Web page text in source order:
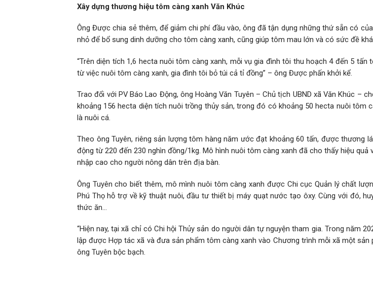
Xây dựng thương hiệu tôm càng xanh Văn Khúc
Ông Được chia sẻ thêm, để giảm chi phí đầu vào, ông đã tận dụng những thứ sẵn có
nhỏ để bổ sung dinh dưỡng cho tôm càng xanh, cũng giúp tôm mau lớn và có sức đề
“Trên diện tích 1,6 hecta nuôi tôm càng xanh, mỗi vụ gia đình tôi thu hoạch 4 đến 5 tấn
từ việc nuôi tôm càng xanh, gia đình tôi bỏ túi cả tỉ đồng” – ông Được phấn khởi kể.
Trao đổi với PV Báo Lao Động, ông Hoàng Văn Tuyên – Chủ tịch UBND xã Văn Khúc –
khoảng 156 hecta diện tích nuôi trồng thủy sản, trong đó có khoảng 50 hecta nuôi tôm
là nuôi cá.
Theo ông Tuyên, riêng sản lượng tôm hàng năm ước đạt khoảng 60 tấn, được thương
động từ 220 đến 230 nghìn đồng/1kg. Mô hình nuôi tôm càng xanh đã cho thấy hiệu quả
nhập cao cho người nông dân trên địa bàn.
Ông Tuyên cho biết thêm, mô mình nuôi tôm càng xanh được Chi cục Quản lý chất
Phú Thọ hỗ trợ về kỹ thuật nuôi, đầu tư thiết bị máy quạt nước tạo ôxy. Cùng với đó,
thức ăn…
“Hiện nay, tại xã chỉ có Chi hội Thủy sản do người dân tự nguyện tham gia. Trong năm
lập được Hợp tác xã và đưa sản phẩm tôm càng xanh vào Chương trình mỗi xã một sản
ông Tuyên bộc bạch.